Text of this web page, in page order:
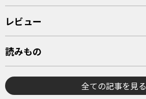
レビュー
読みもの
全ての記事を見る